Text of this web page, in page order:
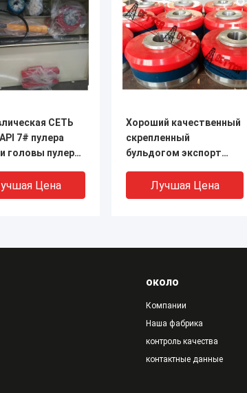
СЕТЬ
7# пулера
головы пулера,
насосов
Цена
Хороший качественный
скрепленный
бульдогом экспорт
грязи давления
патриота поршеня
Лучшая Цена
около
Компании
Наша фабрика
контроль качества
контактные данные